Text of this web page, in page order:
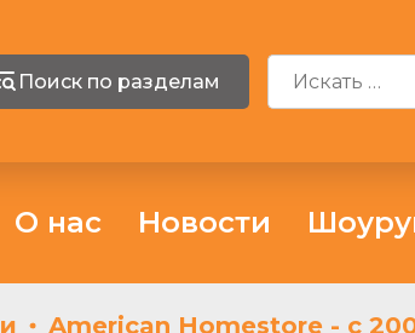
Поиск по разделам
О нас Новости
American Homestore - с